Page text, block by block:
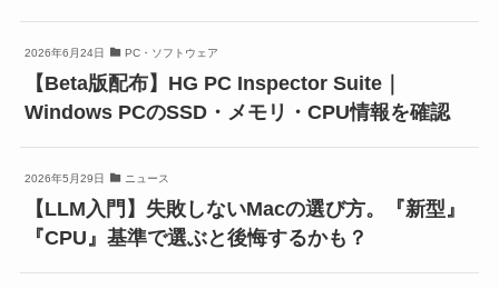
2026年6月24日 PC・ソフトウェア
【Beta版配布】HG PC Inspector Suite｜
Windows PCのSSD・メモリ・CPU情報を確認
2026年5月29日 ニュース
【LLM入門】失敗しないMacの選び方。『新型』
『CPU』基準で選ぶと後悔するかも？